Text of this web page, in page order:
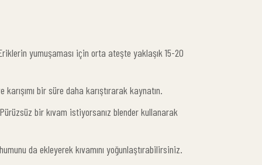
yumuşaması için orta ateşte yaklaşık 15-20
bir süre daha karıştırarak kaynatın.
bir kıvam istiyorsanız blender kullanarak
da ekleyerek kıvamını yoğunlaştırabilirsiniz.